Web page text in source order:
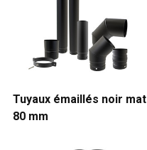
Tuyaux émaillés noir mat
80 mm